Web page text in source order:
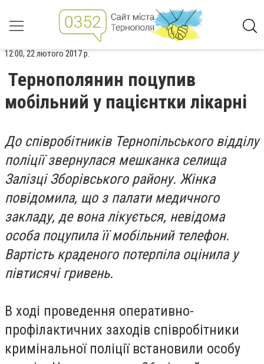
12:00, 22 лютого 2017 р.
Тернополянин поцупив
мобільний у пацієнтки лікарні
До співробітників Тернопільського відділу
поліції звернулася мешканка селища
Залізці Зборівського району. Жінка
повідомила, що з палати медичного
закладу, де вона лікується, невідома
особа поцупила її мобільний телефон.
Вартість краденого потерпіла оцінила у
півтисячі гривень.
В ході проведення оперативно-
профілактичних заходів співробітники
кримінальної поліції встановили особу